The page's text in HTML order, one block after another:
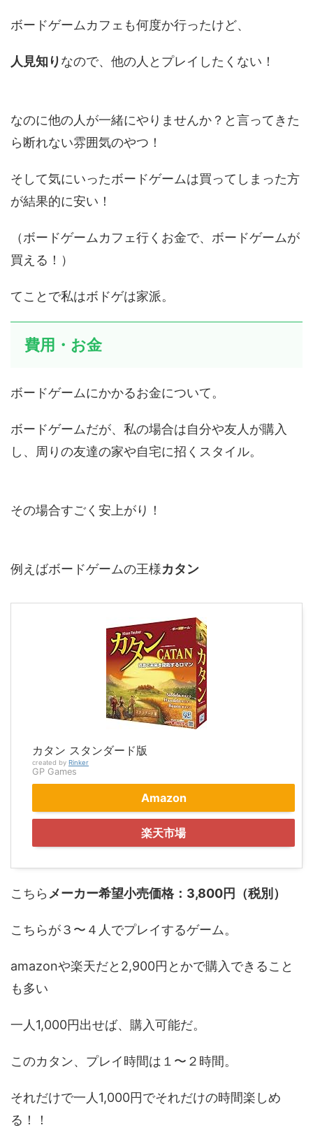
ボードゲームカフェも何度か行ったけど、
人見知りなので、他の人とプレイしたくない！
なのに他の人が一緒にやりませんか？と言ってきた
ら断れない雰囲気のやつ！
そして気にいったボードゲームは買ってしまった方
が結果的に安い！
（ボードゲームカフェ行くお金で、ボードゲームが
買える！）
てことで私はボドゲは家派。
費用・お金
ボードゲームにかかるお金について。
ボードゲームだが、私の場合は自分や友人が購入
し、周りの友達の家や自宅に招くスタイル。
その場合すごく安上がり！
例えばボードゲームの王様カタン
カタン スタンダード版
created by Rinker
GP Games
Amazon
楽天市場
こちら メーカー希望小売価格：3,800円（税別）
こちらが３〜４人でプレイするゲーム。
amazonや楽天だと2,900円とかで購入できること
も多い
一人1,000円出せば、購入可能だ。
このカタン、プレイ時間は１〜２時間。
それだけで一人1,000円でそれだけの時間楽しめ
る！！